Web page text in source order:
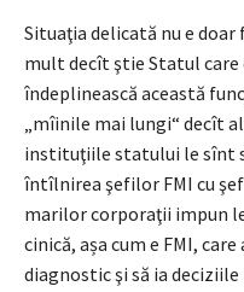
Situaţia delicată nu e
mult decît ştie Statul
îndeplinească această
„mîinile mai lungi“ decît
instituţiile statului le sînt
întîlnirea şefilor FMI cu
marilor corporaţii impun
cinică, așa cum e FMI,
diagnostic şi să ia